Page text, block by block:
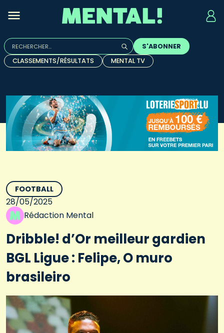
Rechercher :
Quand les résultats de l'auto-complétion sont
S'ABONNER
CLASSEMENTS/RÉSULTATS
MENTAL TV
FOOTBALL
28/05/2025
Rédaction Mental
Dribble! d’Or meilleur gardien
BGL Ligue : Felipe, O muro
brasileiro